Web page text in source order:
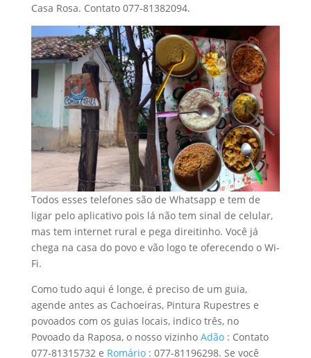
Casa Rosa. Contato 077-81382094.
Todos esses telefones são de Whatsapp e tem de
ligar pelo aplicativo pois lá não tem sinal de celular,
mas tem internet rural e pega direitinho. Você já
chega na casa do povo e vão logo te oferecendo o Wi-
Fi.
Como tudo aqui é longe, é preciso de um guia,
agende antes as Cachoeiras, Pintura Rupestres e
povoados com os guias locais, indico três, no
Povoado da Raposa, o nosso vizinho Adão: Contato
077-81315732 e Romário : 077-81196298. Se você